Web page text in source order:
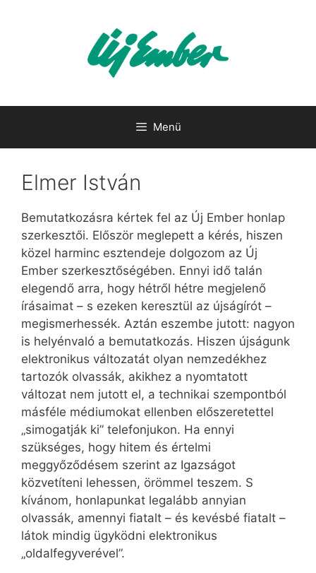
Menü
Elmer István
Bemutatkozásra kértek fel az Új Ember honlap
szerkesztői. Először meglepett a kérés, hiszen
közel harminc esztendeje dolgozom az Új
Ember szerkesztőségében. Ennyi idő talán
elegendő arra, hogy hétről hétre megjelenő
írásaimat – s ezeken keresztül az újságírót –
megismerhessék. Aztán eszembe jutott: nagyon
is helyénvaló a bemutatkozás. Hiszen újságunk
elektronikus változatát olyan nemzedékhez
tartozók olvassák, akikhez a nyomtatott
változat nem jutott el, a technikai szempontból
másféle médiumokat ellenben előszeretettel
„simogatják ki” telefonjukon. Ha ennyi
szükséges, hogy hitem és értelmi
meggyőződésem szerint az Igazságot
közvetíteni lehessen, örömmel teszem. S
kívánom, honlapunkat legalább annyian
olvassák, amennyi fiatalt – és kevésbé fiatalt –
látok mindig ügyködni elektronikus
„oldalfegyverével”.